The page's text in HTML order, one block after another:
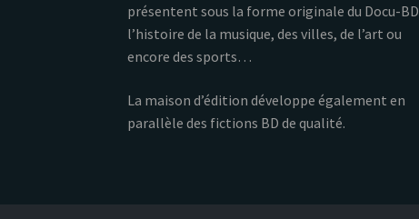
présentent sous la forme originale du Docu-BD
l’histoire de la musique, des villes, de l’art ou
encore des sports…
La maison d’édition développe également en
parallèle des fictions BD de qualité.